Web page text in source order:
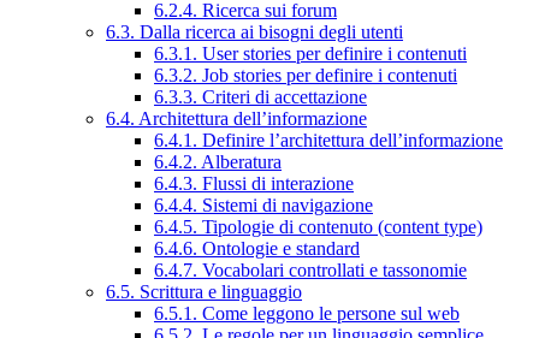
6.2.4. Ricerca sui forum
6.3. Dalla ricerca ai bisogni degli utenti
6.3.1. User stories per definire i contenuti
6.3.2. Job stories per definire i contenuti
6.3.3. Criteri di accettazione
6.4. Architettura dell’informazione
6.4.1. Definire l’architettura dell’informazione
6.4.2. Alberatura
6.4.3. Flussi di interazione
6.4.4. Sistemi di navigazione
6.4.5. Tipologie di contenuto (content type)
6.4.6. Ontologie e standard
6.4.7. Vocabolari controllati e tassonomie
6.5. Scrittura e linguaggio
6.5.1. Come leggono le persone sul web